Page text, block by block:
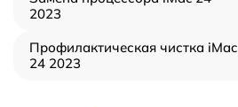
2023
Профилактическая чистка iMac
24 2023